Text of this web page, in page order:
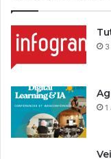
1